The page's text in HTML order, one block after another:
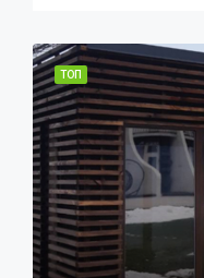
ТОП